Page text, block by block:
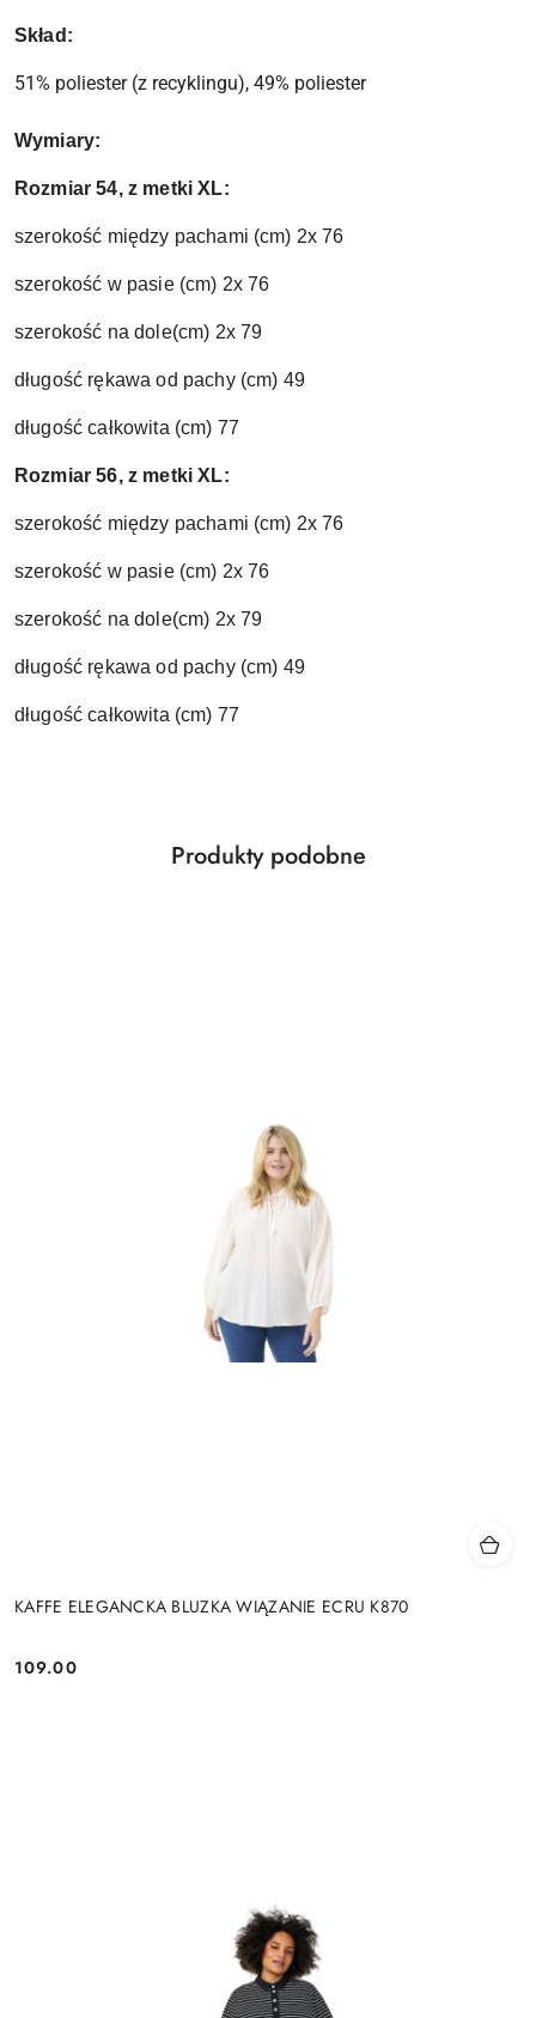
Skład:
51% poliester (z recyklingu), 49% poliester
Wymiary:
Rozmiar 54, z metki XL:
szerokość między pachami (cm) 2x 76
szerokość w pasie (cm) 2x 76
szerokość na dole(cm) 2x 79
długość rękawa od pachy (cm) 49
długość całkowita (cm) 77
Rozmiar 56, z metki XL:
szerokość między pachami (cm) 2x 76
szerokość w pasie (cm) 2x 76
szerokość na dole(cm) 2x 79
długość rękawa od pachy (cm) 49
długość całkowita (cm) 77
Pomiń karuzelę produktów
Produkty
Produkty podobne
KAFFE ELEGANCKA BLUZKA WIĄZANIE ECRU K870
Cena:
109.00